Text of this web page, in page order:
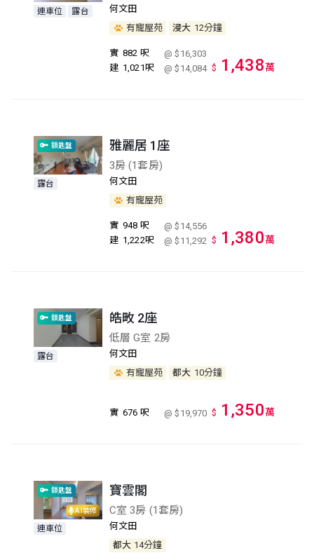
連車位 露台
何文田
有寵屋苑
浸大 12分鐘
實 882 呎
@ $16,303
建 1,021呎 @ $14,084 $ 1,438萬
鎖匙盤
露台
雅麗居 1座
3房 (1套房)
何文田
有寵屋苑
實 948 呎
@ $14,556
建 1,222呎 @ $11,292 $ 1,380萬
鎖匙盤
露台
皓畋 2座
低層 G室 2房
何文田
有寵屋苑
都大 10分鐘
實 676 呎 @ $19,970 $ 1,350萬
AI裝修
鎖匙盤
連車位
寶雲閣
C室 3房 (1套房)
何文田
都大 14分鐘